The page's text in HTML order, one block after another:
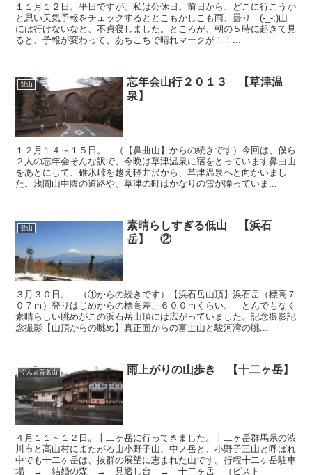
１１月１２日。平日ですが、私は公休日。前日から、どこに行こうか
と思い天気予報をチェックするとどこもかしこも雨、曇り (-_-;)山
には行けないなと、不貞寝しました。ところが、朝の５時に起きて見
ると、予報が変わって、あちこちで晴れマークが！！...
登山
忘年会山行２０１３ 【草津温
泉】
１２月１４～１５日。 （【鼻曲山】からの続きです）今回は、僕ら
２人の忘年会そんな訳で、今晩は草津温泉に宿をとっています鼻曲山
をあとにして、碓氷峠を越え軽井沢から、草津温泉へと向かいまし
た。浅間山中腹の道路や、草津の町はかなりの雪が降っていま...
登山
素晴らしすぎる低山 【浜石
岳】 ②
３月３０日。 （①からの続きです）【浜石岳山頂】浜石岳（標高７
０７ｍ）登りはじめからの標高差、６００ｍくらい。 とんでもなく
素晴らしい眺めがこの浜石岳山頂には広がっていました。記念撮影記
念撮影【山頂からの眺め】真正面からの富士山と駿河湾の眺...
ぐんま百名山 雨上がりの山歩き 【十二ヶ岳】
４月１１～１２日。十二ヶ岳に行ってきました。十二ヶ岳群馬県の渋
川市と高山村にまたがる山小野子山、中ノ岳と、小野子三山と呼ばれ
中でも十二ヶ岳は、抜群の展望に恵まれた山です。行程十二ヶ岳駐車
場 → 結婚の森 → 見透し台 → 十二ヶ岳 （ピスト...